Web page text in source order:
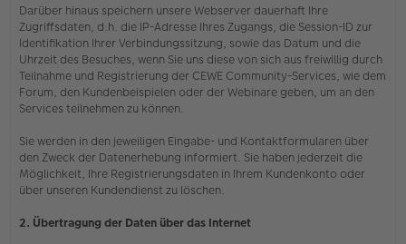
Darüber hinaus speichern unsere Webserver dauerhaft Ihre
Zugriffsdaten, d.h. die IP-Adresse Ihres Zugangs, die Session-ID zur
Identifikation Ihrer Verbindungssitzung, sowie das Datum und die
Uhrzeit des Besuches, wenn Sie uns diese von sich aus freiwillig durch
Teilnahme und Registrierung der CEWE Community-Services, wie dem
Forum, den Kundenbeispielen oder der Webinare geben, um an den
Services teilnehmen zu können.
Sie werden in den jeweiligen Eingabe- und Kontaktformularen über
den Zweck der Datenerhebung informiert. Sie haben jederzeit die
Möglichkeit, Ihre Registrierungsdaten in Ihrem Kundenkonto oder
über unseren Kundendienst zu löschen.
2. Übertragung der Daten über das Internet